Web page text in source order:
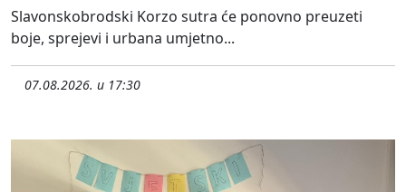
Slavonskobrodski Korzo sutra će ponovno preuzeti
boje, sprejevi i urbana umjetno...
07.08.2026. u 17:30